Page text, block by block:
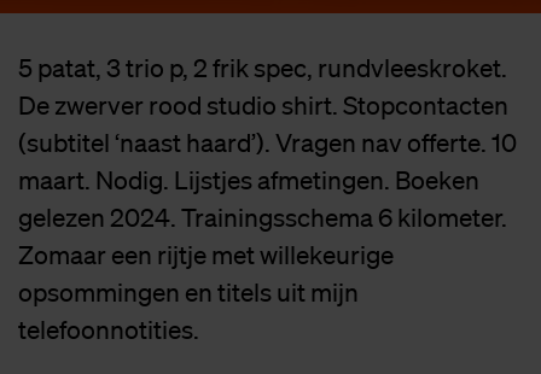
5 patat, 3 trio p, 2 frik spec, rundvleeskroket.
De zwerver rood studio shirt. Stopcontacten
(subtitel ‘naast haard’). Vragen nav offerte. 10
maart. Nodig. Lijstjes afmetingen. Boeken
gelezen 2024. Trainingsschema 6 kilometer.
Zomaar een rijtje met willekeurige
opsommingen en titels uit mijn
telefoonnotities.